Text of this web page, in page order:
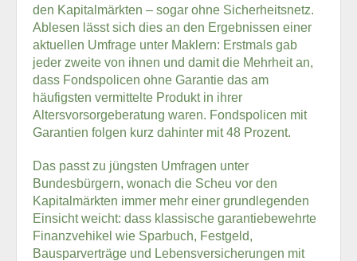
den Kapitalmärkten – sogar ohne Sicherheitsnetz.
Ablesen lässt sich dies an den Ergebnissen einer
aktuellen Umfrage unter Maklern: Erstmals gab
jeder zweite von ihnen und damit die Mehrheit an,
dass Fondspolicen ohne Garantie das am
häufigsten vermittelte Produkt in ihrer
Altersvorsorgeberatung waren. Fondspolicen mit
Garantien folgen kurz dahinter mit 48 Prozent.
Das passt zu jüngsten Umfragen unter
Bundesbürgern, wonach die Scheu vor den
Kapitalmärkten immer mehr einer grundlegenden
Einsicht weicht: dass klassische garantiebewehrte
Finanzvehikel wie Sparbuch, Festgeld,
Bausparverträge und Lebensversicherungen mit